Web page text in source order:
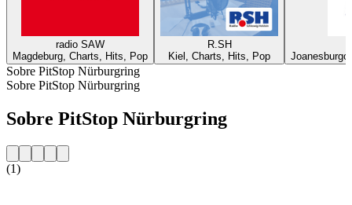
radio SAW
Magdeburg, Charts, Hits, Pop
R.SH
Kiel, Charts, Hits, Pop
Sobre PitStop Nürburgring
Sobre PitStop Nürburgring
Sobre PitStop Nürburgring
(1)